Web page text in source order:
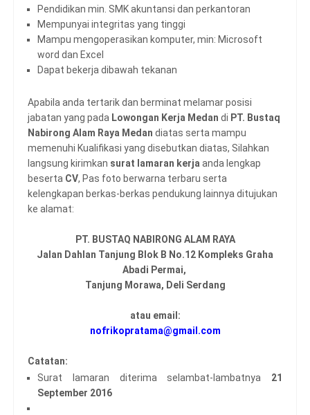
Pendidikan min. SMK akuntansi dan perkantoran
Mempunyai integritas yang tinggi
Mampu mengoperasikan komputer, min: Microsoft
word dan Excel
Dapat bekerja dibawah tekanan
Apabila anda tertarik dan berminat melamar posisi
jabatan yang pada Lowongan Kerja Medan di PT. Bustaq
Nabirong Alam Raya Medan diatas serta mampu
memenuhi Kualifikasi yang disebutkan diatas, Silahkan
langsung kirimkan surat lamaran kerja anda lengkap
beserta CV, Pas foto berwarna terbaru serta
kelengkapan berkas-berkas pendukung lainnya ditujukan
ke alamat:
PT. BUSTAQ NABIRONG ALAM RAYA
Jalan Dahlan Tanjung Blok B No.12 Kompleks Graha
Abadi Permai,
Tanjung Morawa, Deli Serdang
atau email:
nofrikopratama@gmail.com
Catatan:
Surat lamaran diterima selambat-lambatnya 21
September 2016